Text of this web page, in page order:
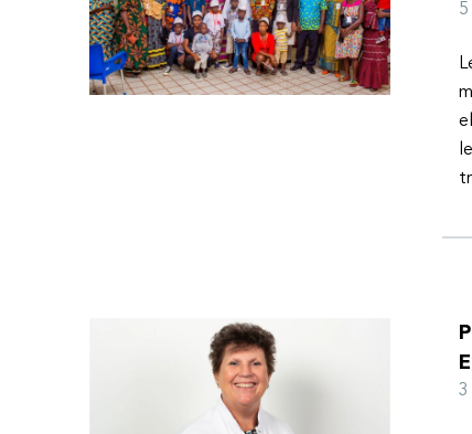
l’espoir d’une vie meilleure.